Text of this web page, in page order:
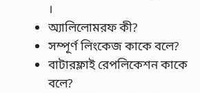
।
অ্যালিলোমরফ কী?
সম্পূর্ণ লিংকেজ কাকে বলে?
বাটারফ্লাই রেপলিকেশন কাকে
বলে?